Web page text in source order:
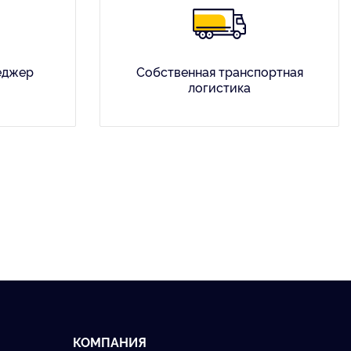
Собственная транспортная
логистика
КОМПАНИЯ